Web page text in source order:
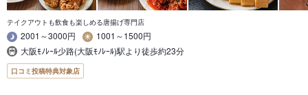
テイクアウトも飲食も楽しめる唐揚げ専門店
2001～3000円
1001～1500円
大阪ﾓﾉﾚｰﾙ少路(大阪ﾓﾉﾚｰﾙ)駅より徒歩約23分
口コミ投稿特典対象店